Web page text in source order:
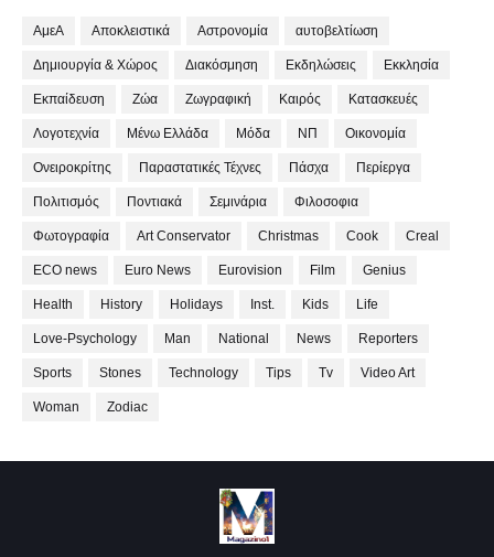
ΑμεΑ Αποκλειστικά Αστρονομία αυτοβελτίωση
Δημιουργία & Χώρος Διακόσμηση Εκδηλώσεις Εκκλησία
Εκπαίδευση Ζώα Ζωγραφική Καιρός Κατασκευές
Λογοτεχνία Μένω Ελλάδα Μόδα ΝΠ Οικονομία
Ονειροκρίτης Παραστατικές Τέχνες Πάσχα Περίεργα
Πολιτισμός Ποντιακά Σεμινάρια Φιλοσοφια
Φωτογραφία Art Conservator Christmas Cook Creal
ECO news Euro News Eurovision Film Genius
Health History Holidays Inst. Kids Life
Love-Psychology Man National News Reporters
Sports Stones Technology Tips Tv Video Art
Woman Zodiac